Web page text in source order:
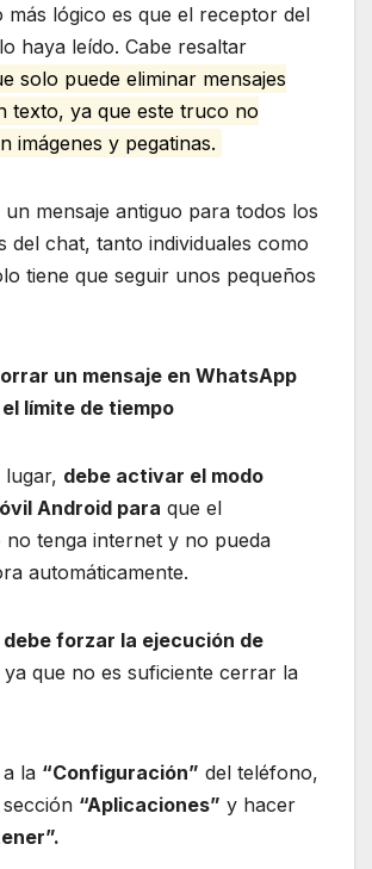
lógico es que el receptor del
haya leído. Cabe resaltar
solo puede eliminar mensajes
texto, ya que este truco no
imágenes y pegatinas.
mensaje antiguo para todos los
del chat, tanto individuales como
tiene que seguir unos pequeños
un mensaje en WhatsApp
límite de tiempo
lugar, debe activar el modo
Android para que el
no tenga internet y no pueda
automáticamente.
debe forzar la ejecución de
ya que no es suficiente cerrar la
la “Configuración” del teléfono,
“Aplicaciones” y hacer